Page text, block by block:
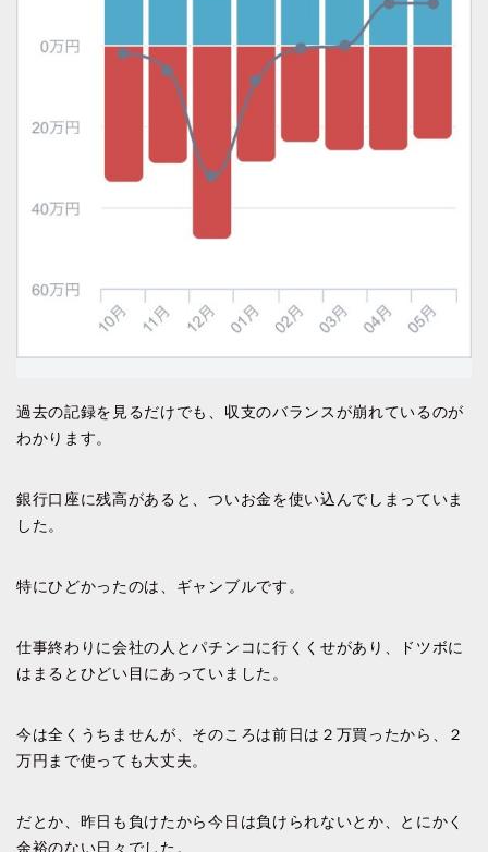
過去の記録を見るだけでも、収支のバランスが崩れているのが
わかります。
銀行口座に残高があると、ついお金を使い込んでしまっていま
した。
特にひどかったのは、ギャンブルです。
仕事終わりに会社の人とパチンコに行くくせがあり、ドツボに
はまるとひどい目にあっていました。
今は全くうちませんが、そのころは前日は２万買ったから、２
万円まで使っても大丈夫。
だとか、昨日も負けたから今日は負けられないとか、とにかく
余裕のない日々でした。